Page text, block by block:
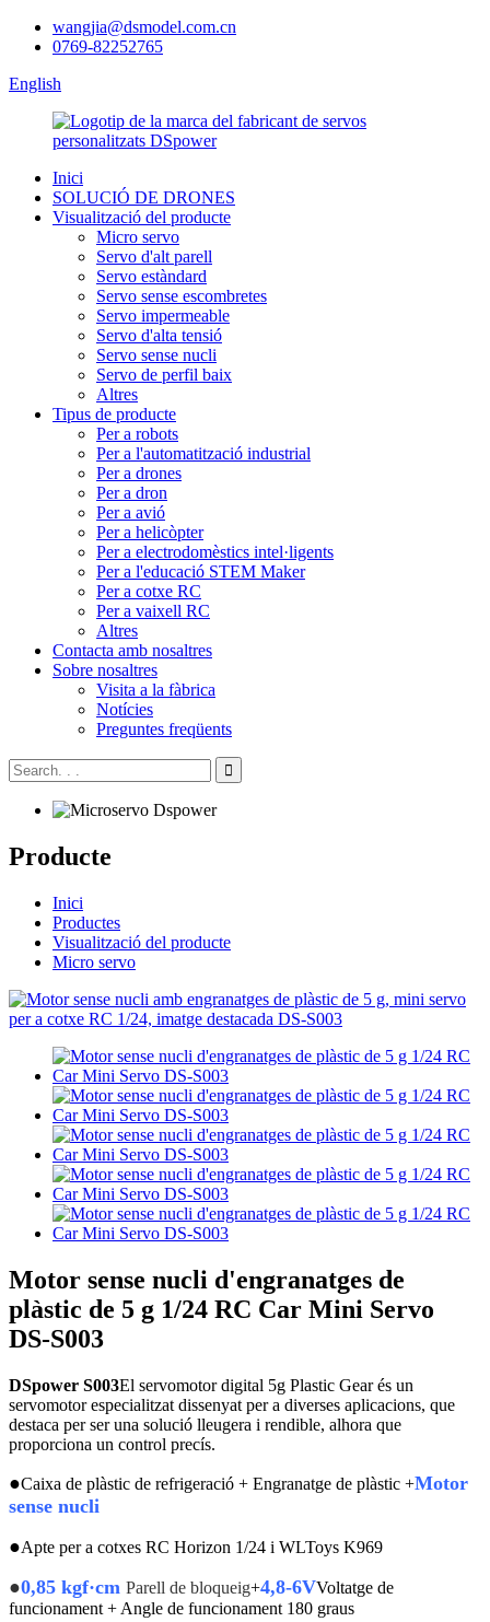
wangjia@dsmodel.com.cn
0769-82252765
English
Inici
SOLUCIÓ DE DRONES
Visualització del producte
Micro servo
Servo d'alt parell
Servo estàndard
Servo sense escombretes
Servo impermeable
Servo d'alta tensió
Servo sense nucli
Servo de perfil baix
Altres
Tipus de producte
Per a robots
Per a l'automatització industrial
Per a drones
Per a dron
Per a avió
Per a helicòpter
Per a electrodomèstics intel·ligents
Per a l'educació STEM Maker
Per a cotxe RC
Per a vaixell RC
Altres
Contacta amb nosaltres
Sobre nosaltres
Visita a la fàbrica
Notícies
Preguntes freqüents
Producte
Inici
Productes
Visualització del producte
Micro servo
Motor sense nucli d'engranatges de
plàstic de 5 g 1/24 RC Car Mini Servo
DS-S003
DSpower S003El servomotor digital 5g Plastic Gear és un
servomotor especialitzat dissenyat per a diverses aplicacions, que
destaca per ser una solució lleugera i rendible, alhora que
proporciona un control precís.
●Caixa de plàstic de refrigeració + Engranatge de plàstic +Motor
sense nucli
●Apte per a cotxes RC Horizon 1/24 i WLToys K969
●0,85 kgf·cm Parell de bloqueig+4,8-6VVoltatge de
funcionament + Angle de funcionament 180 graus